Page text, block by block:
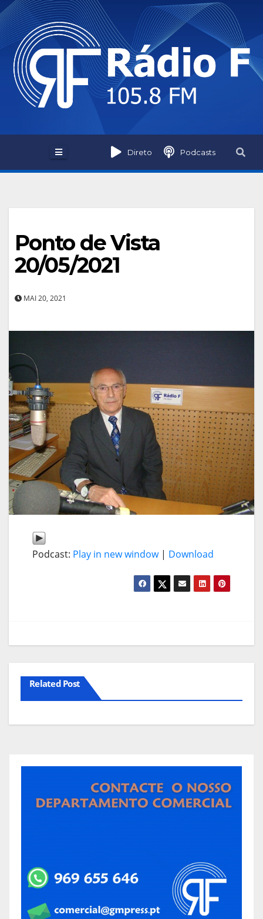
Skip
to
content
Direto Podcasts
Ponto de Vista
20/05/2021
MAI 20, 2021
Podcast: Play in new window| Download
Related Post